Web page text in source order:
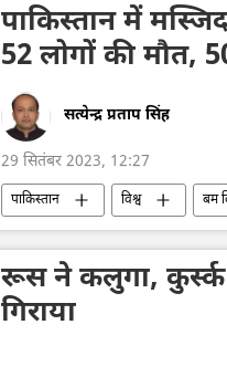
पाकिस्तान में
52 लोगों की मौत,
सत्येन्द्र प्रताप सिंह
29 सितंबर 2023, 12:27
पाकिस्तान विश्व बम
आतंकी समूह
पुलिस जांच
रूस ने कलुगा, कुर्स्क
गिराया